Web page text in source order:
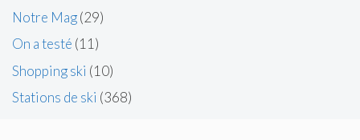
Notre Mag(29)
On a testé (11)
Shopping ski (10)
Stations de ski (368)